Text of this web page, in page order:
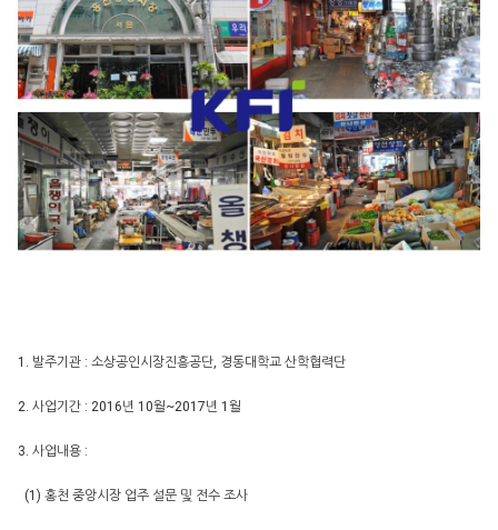
1. 발주기관 : 소상공인시장진흥공단, 경동대학교 산학협력단
2. 사업기간 : 2016년 10월~2017년 1월
3. 사업내용 :
(1) 홍천 중앙시장 업주 설문 및 전수 조사